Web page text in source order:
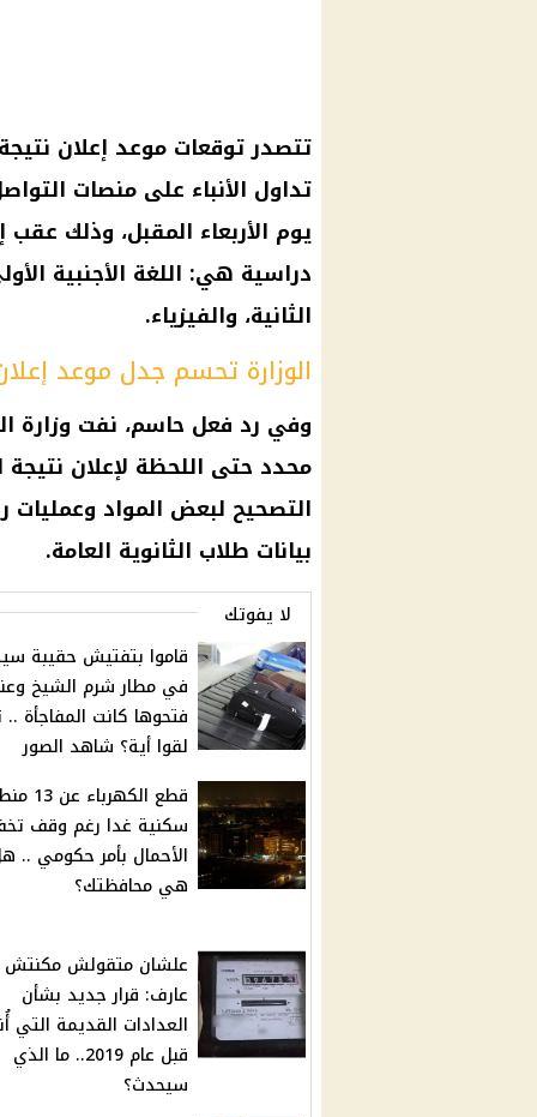
تداول الأنباء على منصات
يوم الأربعاء المقبل، وذلك
دراسية هي: اللغة الأجنبية
الثانية، والفيزياء.
الوزارة تحسم جدل موعد
وفي رد فعل حاسم، نفت وزارة
محدد حتى اللحظة لإعلان نتيجة
التصحيح لبعض المواد وعمليات
بيانات طلاب الثانوية العامة.
لا يفوتك
قاموا بتفتيش حقيبة
في مطار شرم الشيخ
فتحوها كانت المفاجأة ..
لقوا أية؟ شاهد الصور
قطع
سكنية غدا رغم وقف
الأحمال بأمر حكومي ..
هي محافظتك؟
علشان متقولش مكنتش
عارف: قرار جديد بشأن
العدادات القديمة التي
قبل عام 2019.. ما الذي
سيحدث؟